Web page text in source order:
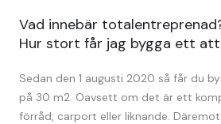
Vad innebär
Hur stort får jag bygga ett
Sedan den 1 augusti 2020 så får du
på 30 m2. Oavsett om det är ett
förråd, carport eller liknande.